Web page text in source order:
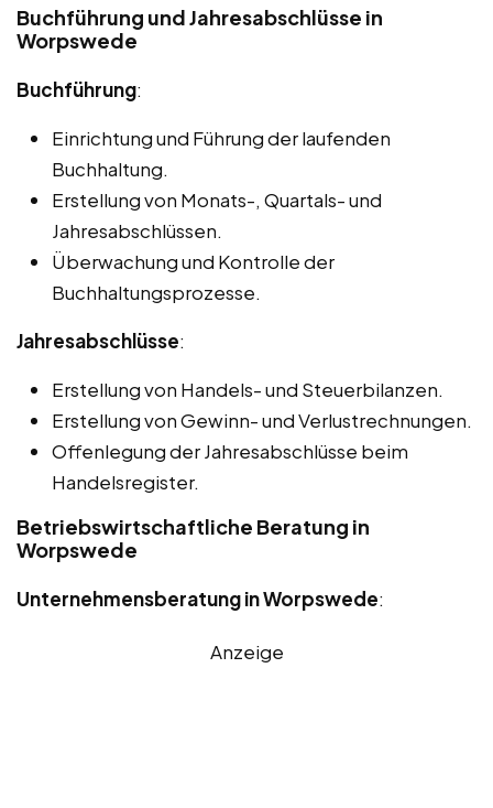
Buchführung und Jahresabschlüsse in
Worpswede
Buchführung:
Einrichtung und Führung der laufenden
Buchhaltung.
Erstellung von Monats-, Quartals- und
Jahresabschlüssen.
Überwachung und Kontrolle der
Buchhaltungsprozesse.
Jahresabschlüsse:
Erstellung von Handels- und Steuerbilanzen.
Erstellung von Gewinn- und Verlustrechnungen.
Offenlegung der Jahresabschlüsse beim
Handelsregister.
Betriebswirtschaftliche Beratung in
Worpswede
Unternehmensberatung in Worpswede:
Anzeige